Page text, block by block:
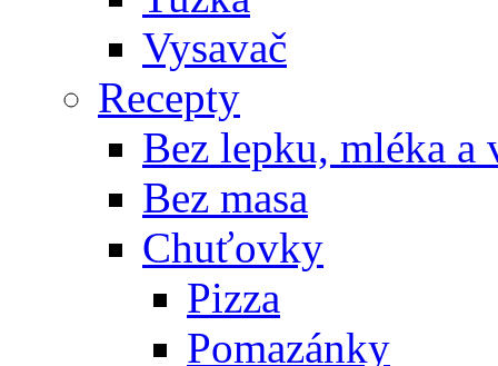
Vysavač
Recepty
Bez lepku, mléka a
Bez masa
Chuťovky
Pizza
Pomazánky